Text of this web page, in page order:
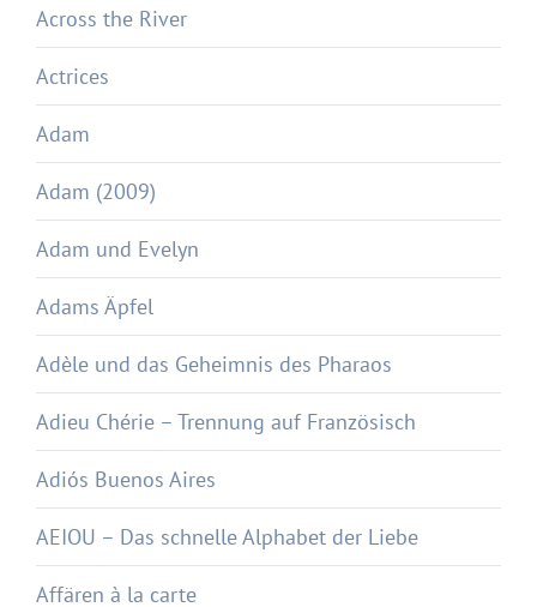
Across the River
Actrices
Adam
Adam (2009)
Adam und Evelyn
Adams Äpfel
Adèle und das Geheimnis des Pharaos
Adieu Chérie – Trennung auf Französisch
Adiós Buenos Aires
AEIOU – Das schnelle Alphabet der Liebe
Affären à la carte